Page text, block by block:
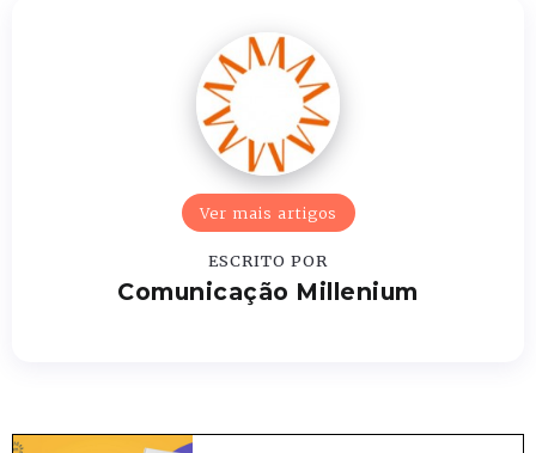
Ver mais artigos
ESCRITO POR
Comunicação Millenium